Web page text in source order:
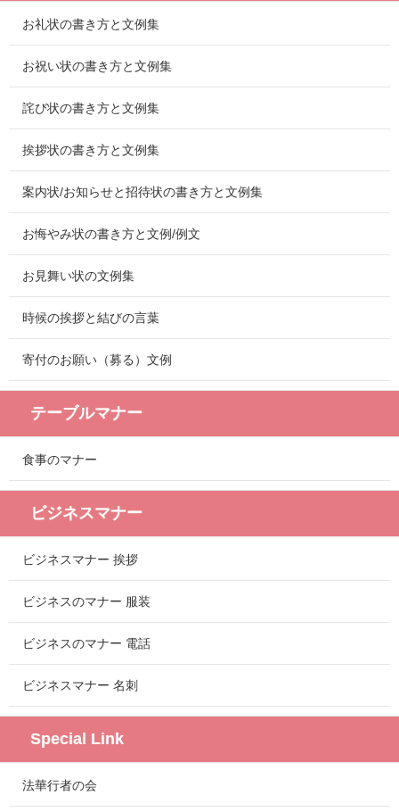
お礼状の書き方と文例集
お祝い状の書き方と文例集
詫び状の書き方と文例集
挨拶状の書き方と文例集
案内状/お知らせと招待状の書き方と文例集
お悔やみ状の書き方と文例/例文
お見舞い状の文例集
時候の挨拶と結びの言葉
寄付のお願い（募る）文例
テーブルマナー
食事のマナー
ビジネスマナー
ビジネスマナー 挨拶
ビジネスのマナー 服装
ビジネスのマナー 電話
ビジネスマナー 名刺
Special Link
法華行者の会